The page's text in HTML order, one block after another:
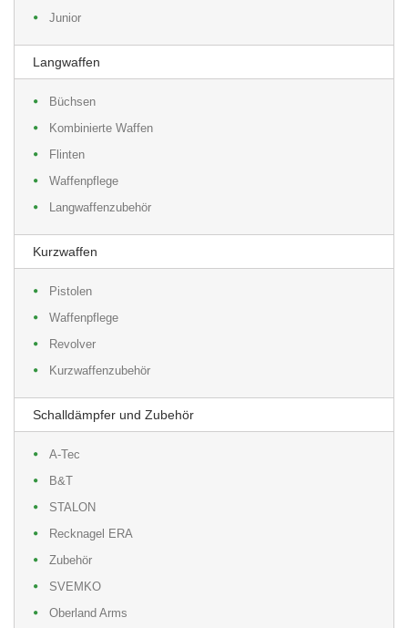
Junior
Langwaffen
Büchsen
Kombinierte Waffen
Flinten
Waffenpflege
Langwaffenzubehör
Kurzwaffen
Pistolen
Waffenpflege
Revolver
Kurzwaffenzubehör
Schalldämpfer und Zubehör
A-Tec
B&T
STALON
Recknagel ERA
Zubehör
SVEMKO
Oberland Arms